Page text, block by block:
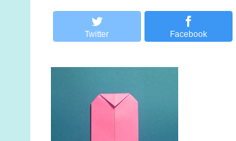
Twitter Facebook